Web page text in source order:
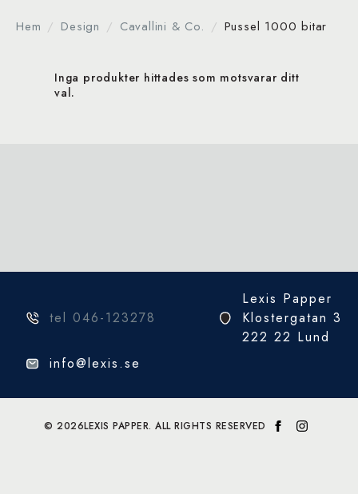
Hem Design Cavallini & Co. Pussel 1000 bitar
Inga produkter hittades som motsvarar ditt
val.
tel 046-123278
Lexis Papper
Klostergatan 3
222 22 Lund
info@lexis.se
© 2026LEXIS PAPPER. ALL RIGHTS RESERVED